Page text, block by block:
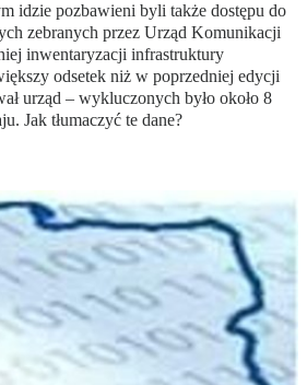
idzie pozbawieni byli także dostępu do
zebranych przez Urząd Komunikacji
inwentaryzacji infrastruktury
odsetek niż w poprzedniej edycji
urząd – wykluczonych było około 8
Jak tłumaczyć te dane?